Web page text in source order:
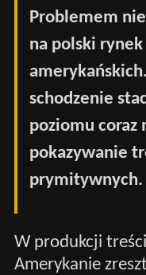
Problemem
na polski
schodzenie
poziomu coraz
pokazywanie
prymitywnych.
W produkcji
Amerykanie